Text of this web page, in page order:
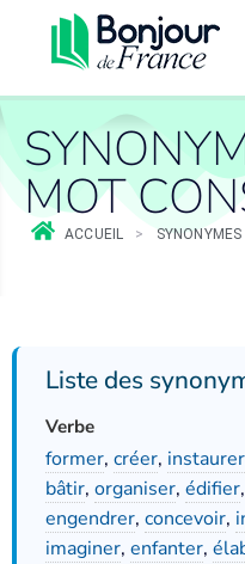
MOT
ACCUEIL > SYNONYMES
Liste des
Verbe
former, créer, instaurer
bâtir, organiser, édifier,
engendrer, concevoir,
imaginer, enfanter,